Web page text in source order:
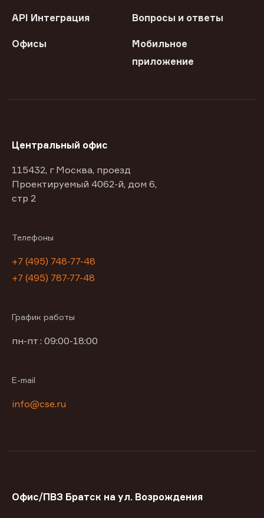
API Интеграция Вопросы и ответы
Офисы
Мобильное
приложение
Центральный офис
115432, г Москва, проезд
Проектируемый 4062-й, дом 6,
стр 2
Телефоны
+7 (495) 748-77-48
+7 (495) 787-77-48
График работы
пн-пт : 09:00-18:00
E-mail
info@cse.ru
Офис/ПВЗ Братск на ул. Возрождения